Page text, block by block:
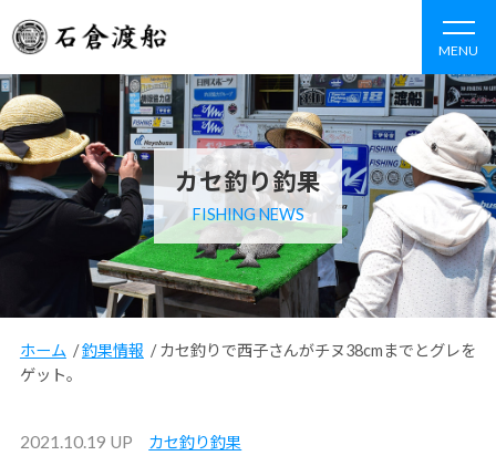
MENU
カセ釣り釣果
FISHING NEWS
ホーム /釣果情報 /カセ釣りで西子さんがチヌ38cmまでとグレを
ゲット。
2021.10.19 UP カセ釣り釣果